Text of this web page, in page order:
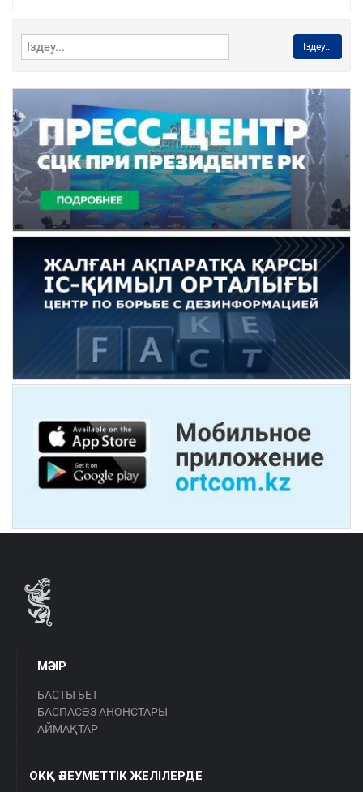
Іздеу...
МӘЗІР
БАСТЫ БЕТ
БАСПАСӨЗ АНОНСТАРЫ
АЙМАҚТАР
ОКҚ ӘЛЕУМЕТТІК ЖЕЛІЛЕРДЕ